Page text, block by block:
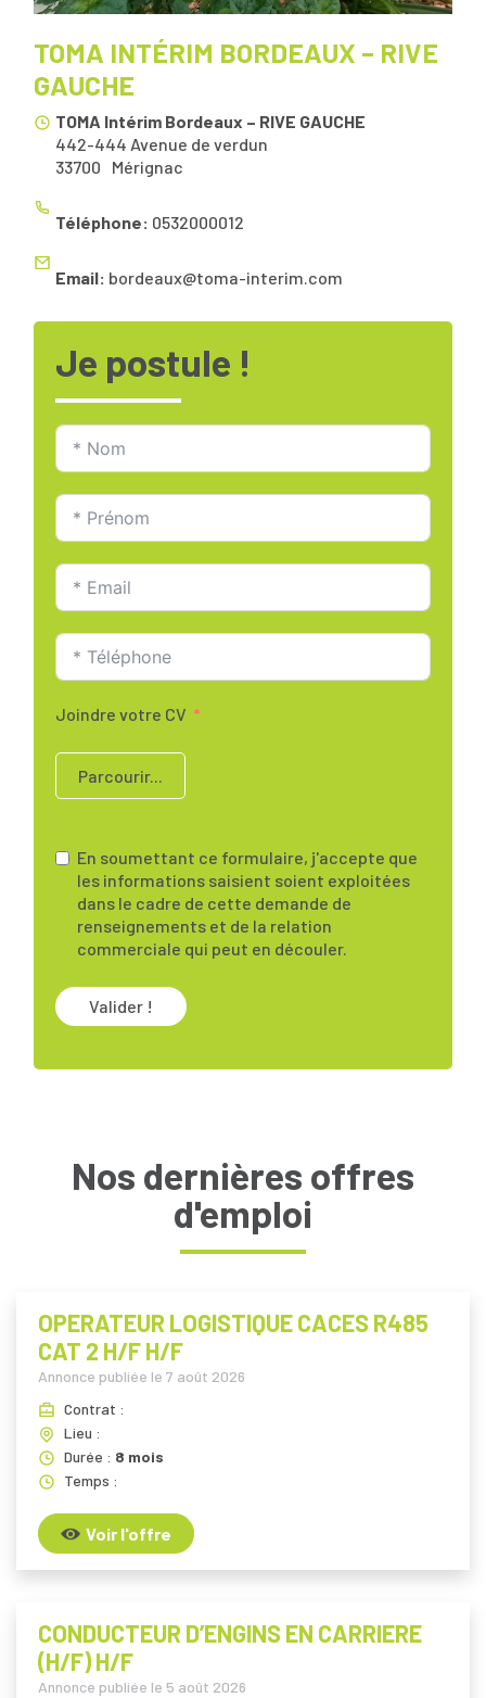
TOMA INTÉRIM BORDEAUX – RIVE
GAUCHE
TOMA Intérim Bordeaux – RIVE GAUCHE
442-444 Avenue de verdun
Mérignac
33700
Téléphone: 0532000012
Email: bordeaux@toma-interim.com
Je postule !
Joindre votre CV
Parcourir...
En soumettant ce formulaire, j'accepte que
les informations saisient soient exploitées
dans le cadre de cette demande de
renseignements et de la relation
commerciale qui peut en découler.
Valider !
Nos dernières offres
d'emploi
OPERATEUR LOGISTIQUE CACES R485
CAT 2 H/F H/F
Annonce publiée le 7 août 2026
Contrat :
Lieu :
Durée : 8 mois
Temps :
Voir l'offre
CONDUCTEUR D’ENGINS EN CARRIERE
(H/F) H/F
Annonce publiée le 5 août 2026